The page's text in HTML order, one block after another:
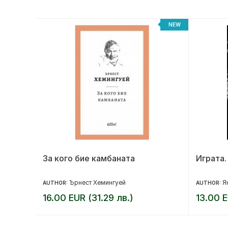
NEW
За кого бие камбаната
AUTHOR: Ърнест Хемингуей
16.00 EUR (31.29 лв.)
AUTHOR:
13.00